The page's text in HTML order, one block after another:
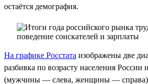
остаётся демография.
На графике Росстата изображены две
разбивка по возрасту населения России
(мужчины — слева, женщины —